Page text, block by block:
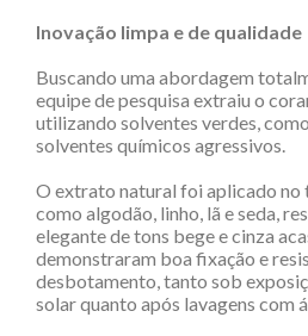
Inovação limpa e de qualidade
Buscando uma abordagem
equipe de pesquisa extraiu o
utilizando solventes verdes,
solventes químicos agressivos.
O extrato natural foi aplicado
como algodão, linho, lã e seda,
elegante de tons bege e cinza
demonstraram boa fixação e
desbotamento, tanto sob
solar quanto após lavagens com